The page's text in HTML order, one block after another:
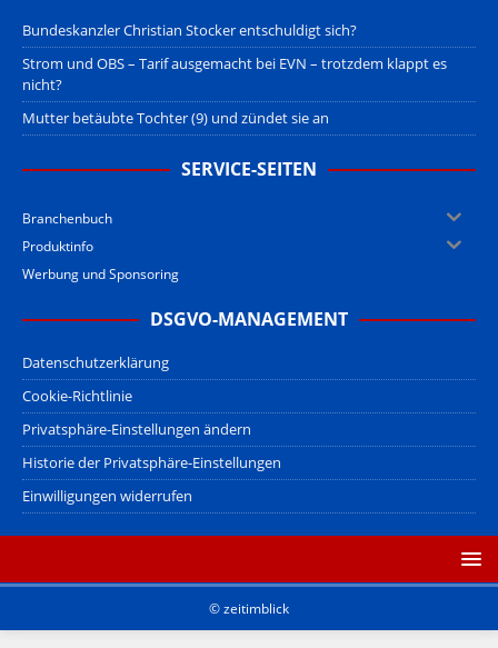
Bundeskanzler Christian Stocker entschuldigt sich?
Strom und OBS – Tarif ausgemacht bei EVN – trotzdem klappt es
nicht?
Mutter betäubte Tochter (9) und zündet sie an
SERVICE-SEITEN
Branchenbuch
Produktinfo
Werbung und Sponsoring
DSGVO-MANAGEMENT
Datenschutzerklärung
Cookie-Richtlinie
Privatsphäre-Einstellungen ändern
Historie der Privatsphäre-Einstellungen
Einwilligungen widerrufen
© zeitimblick